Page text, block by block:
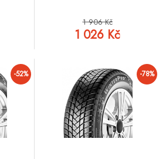
1 906 Kč
1 026 Kč
-52% -78%